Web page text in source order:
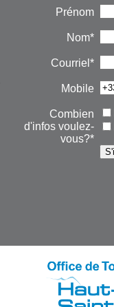
Prénom
Nom*
Courriel*
Mobile
Combien
d'infos voulez-
vous?*